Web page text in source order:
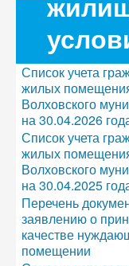
Список учета
жилых
Волховского
на 30.04.2026
Список учета
жилых
Волховского
на 30.04.2025
Перечень
заявлению о
качестве
помещении